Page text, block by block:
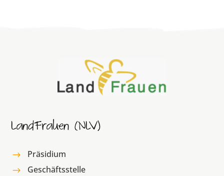
LandFrauen (NLV)
$ Präsidium
$ Geschäftsstelle